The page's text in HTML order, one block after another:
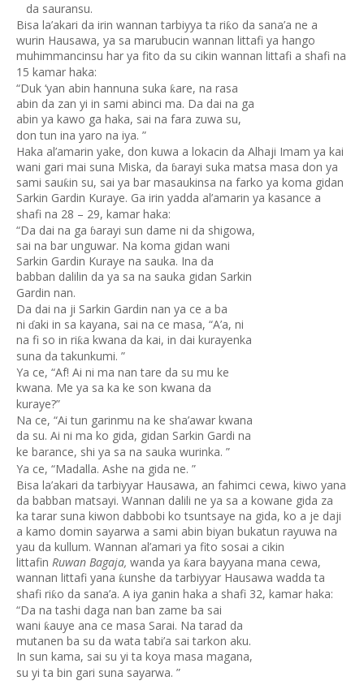
da sauransu.
Bisa la’akari da irin wannan tarbiyya ta riƙo da sana’a ne a
wurin Hausawa, ya sa marubucin wannan littafi ya hango
muhimmancinsu har ya fito da su cikin wannan littafi a shafi na
15 kamar haka:
“Duk ‘yan abin hannuna suka ƙare, na rasa
abin da zan yi in sami abinci ma. Da dai na ga
abin ya kawo ga haka, sai na fara zuwa su,
don tun ina yaro na iya. ”
Haka al’amarin yake, don kuwa a lokacin da Alhaji Imam ya kai
wani gari mai suna Miska, da ɓarayi suka matsa masa don ya
sami sauƙin su, sai ya bar masaukinsa na farko ya koma gidan
Sarkin Gardin Kuraye. Ga irin yadda al’amarin ya kasance a
shafi na 28 – 29, kamar haka:
“Da dai na ga ɓarayi sun dame ni da shigowa,
sai na bar unguwar. Na koma gidan wani
Sarkin Gardin Kuraye na sauka. Ina da
babban dalilin da ya sa na sauka gidan Sarkin
Gardin nan.
Da dai na ji Sarkin Gardin nan ya ce a ba
ni ɗaki in sa kayana, sai na ce masa, “A’a, ni
na fi so in riƙa kwana da kai, in dai kurayenka
suna da takunkumi. ”
Ya ce, “Af! Ai ni ma nan tare da su mu ke
kwana. Me ya sa ka ke son kwana da
kuraye?”
Na ce, “Ai tun garinmu na ke sha’awar kwana
da su. Ai ni ma ko gida, gidan Sarkin Gardi na
ke barance, shi ya sa na sauka wurinka. ”
Ya ce, “Madalla. Ashe na gida ne. ”
Bisa la’akari da tarbiyyar Hausawa, an fahimci cewa, kiwo yana
da babban matsayi. Wannan dalili ne ya sa a kowane gida za
ka tarar suna kiwon dabbobi ko tsuntsaye na gida, ko a je daji
a kamo domin sayarwa a sami abin biyan bukatun rayuwa na
yau da kullum. Wannan al’amari ya fito sosai a cikin
littafin Ruwan Bagaja, wanda ya ƙara bayyana mana cewa,
wannan littafi yana ƙunshe da tarbiyyar Hausawa wadda ta
shafi riƙo da sana’a. A iya ganin haka a shafi 32, kamar haka:
“Da na tashi daga nan ban zame ba sai
wani ƙauye ana ce masa Sarai. Na tarad da
mutanen ba su da wata tabi’a sai tarkon aku.
In sun kama, sai su yi ta koya masa magana,
su yi ta bin gari suna sayarwa. ”